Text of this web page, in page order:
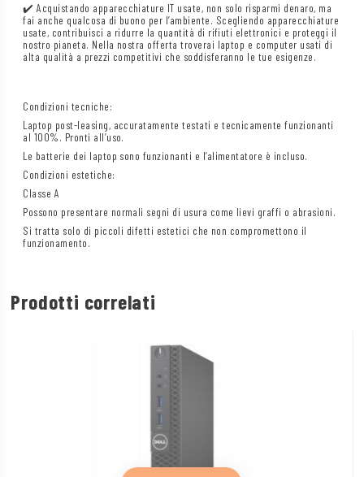
✔️ Acquistando apparecchiature IT usate, non solo risparmi denaro, ma
fai anche qualcosa di buono per l’ambiente. Scegliendo apparecchiature
usate, contribuisci a ridurre la quantità di rifiuti elettronici e proteggi il
nostro pianeta. Nella nostra offerta troverai laptop e computer usati di
alta qualità a prezzi competitivi che soddisferanno le tue esigenze.
Condizioni tecniche:
Laptop post-leasing, accuratamente testati e tecnicamente funzionanti
al 100%. Pronti all’uso.
Le batterie dei laptop sono funzionanti e l’alimentatore è incluso.
Condizioni estetiche:
Classe A
Possono presentare normali segni di usura come lievi graffi o abrasioni.
Si tratta solo di piccoli difetti estetici che non compromettono il
funzionamento.
Prodotti correlati